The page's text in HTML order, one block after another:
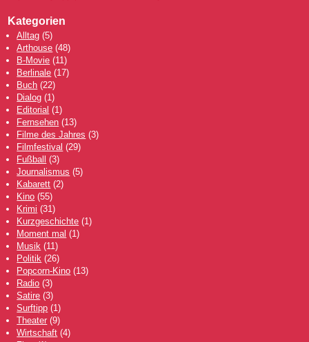
Kategorien
Alltag (5)
Arthouse (48)
B-Movie (11)
Berlinale (17)
Buch (22)
Dialog (1)
Editorial (1)
Fernsehen (13)
Filme des Jahres (3)
Filmfestival (29)
Fußball (3)
Journalismus (5)
Kabarett (2)
Kino (55)
Krimi (31)
Kurzgeschichte (1)
Moment mal (1)
Musik (11)
Politik (26)
Popcorn-Kino (13)
Radio (3)
Satire (3)
Surftipp (1)
Theater (9)
Wirtschaft (4)